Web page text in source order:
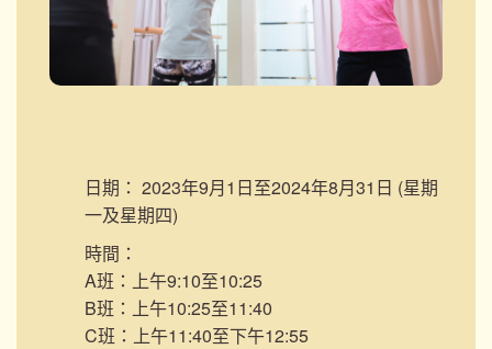
日期： 2023年9月1日至2024年8月31日 (星期
一及星期四)
時間：
A班：上午9:10至10:25
B班：上午10:25至11:40
C班：上午11:40至下午12:55